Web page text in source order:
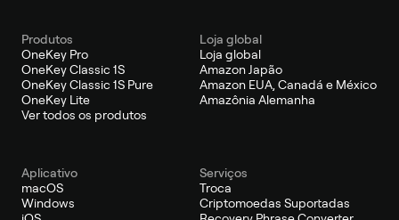
Produtos
OneKey Pro
OneKey Classic 1S
OneKey Classic 1S Pure
OneKey Lite
Ver todos os produtos
Loja global
Loja global
Amazon Japão
Amazon EUA, Canadá e México
Amazônia Alemanha
Aplicativo
macOS
Windows
Serviços
Troca
Criptomoedas Suportadas